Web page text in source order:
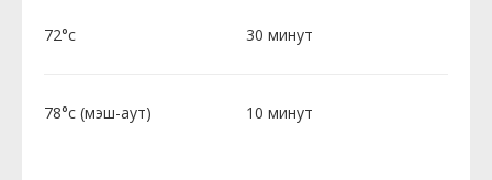
72°c 30 минут
78°c (мэш-аут) 10 минут